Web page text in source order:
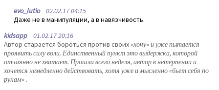
evo_lutio02.02.17 04:15
Даже не в манипуляции, а в навязчивость.
kidsapp 01.02.17 20:16
Автор старается бороться против своих«хочу» и уже пытается
проявить силу воли. Единственный пункт это выдержка, которой
отчаянно не хватает. Прошла всего неделя, автор в нетерпении и
хочется немедленно действовать, хотя уже и мысленно «бьет себя по
рукам» .